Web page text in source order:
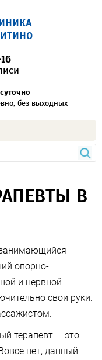
без выходных
В
опорно-
и нервной
свои руки.
терапевт — это
нет, данный